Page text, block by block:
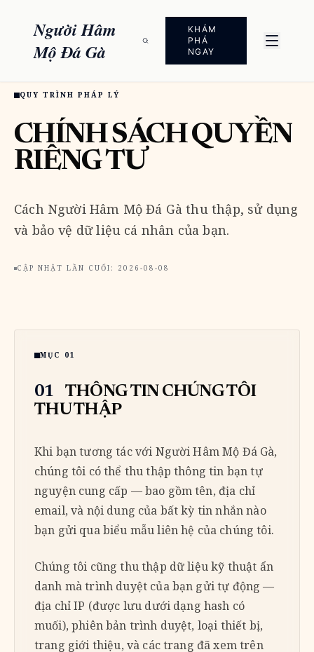
Người Hâm
Mộ Đá Gà
KHÁM
PHÁ
NGAY
QUY TRÌNH PHÁP LÝ
CHÍNH SÁCH QUYỀN
RIÊNG TƯ
Cách Người Hâm Mộ Đá Gà thu thập, sử dụng
và bảo vệ dữ liệu cá nhân của bạn.
CẬP NHẬT LẦN CUỐI: 2026-08-08
MỤC 01
01
THÔNG TIN CHÚNG TÔI
THU THẬP
Khi bạn tương tác với Người Hâm Mộ Đá Gà,
chúng tôi có thể thu thập thông tin bạn tự
nguyện cung cấp — bao gồm tên, địa chỉ
email, và nội dung của bất kỳ tin nhắn nào
bạn gửi qua biểu mẫu liên hệ của chúng tôi.
Chúng tôi cũng thu thập dữ liệu kỹ thuật ẩn
danh mà trình duyệt của bạn gửi tự động —
địa chỉ IP (được lưu dưới dạng hash có
muối), phiên bản trình duyệt, loại thiết bị,
trang giới thiệu, và các trang đã xem trên